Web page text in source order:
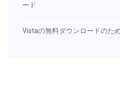
ード
Vistaの無料ダウンロードのた